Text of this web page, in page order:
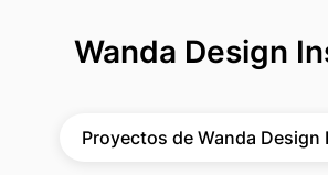
Wanda Design
Proyectos de Wanda